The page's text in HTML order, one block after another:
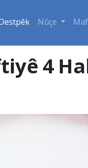
Nûçe
4